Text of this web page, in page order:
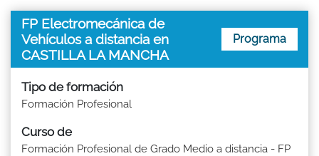
FP Electromecánica de
Vehículos a distancia en
CASTILLA LA MANCHA
Programa
Tipo de formación
Formación Profesional
Curso de
Formación Profesional de Grado Medio a distancia - FP